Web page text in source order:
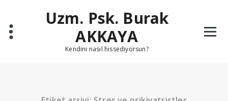
Uzm. Psk. Burak
AKKAYA
Kendini nasıl hissediyorsun?